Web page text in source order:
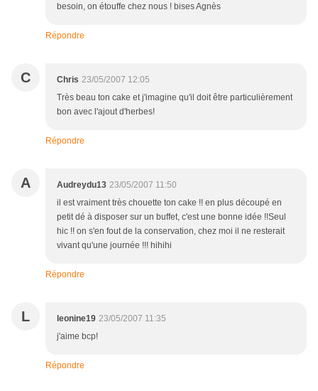
besoin, on étouffe chez nous ! bises Agnès
Répondre
C Chris 23/05/2007 12:05
Très beau ton cake et j'imagine qu'il doit être particulièrement
bon avec l'ajout d'herbes!
Répondre
A Audreydu13 23/05/2007 11:50
il est vraiment très chouette ton cake !! en plus découpé en
petit dé à disposer sur un buffet, c'est une bonne idée !!Seul
hic !! on s'en fout de la conservation, chez moi il ne resterait
vivant qu'une journée !!! hihihi
Répondre
L leonine19 23/05/2007 11:35
j'aime bcp!
Répondre